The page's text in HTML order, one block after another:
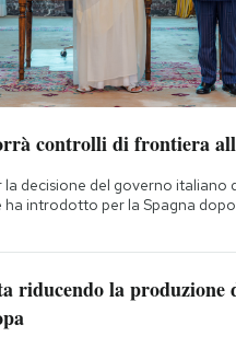
controlli di frontiera
decisione del governo italiano
ha introdotto per la Spagna dopo
riducendo la produzione